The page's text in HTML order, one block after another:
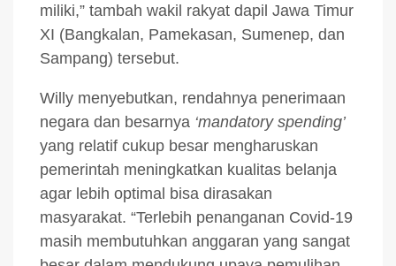
miliki,” tambah wakil rakyat dapil Jawa Timur
XI (Bangkalan, Pamekasan, Sumenep, dan
Sampang) tersebut.
Willy menyebutkan, rendahnya penerimaan
negara dan besarnya ‘mandatory spending’
yang relatif cukup besar mengharuskan
pemerintah meningkatkan kualitas belanja
agar lebih optimal bisa dirasakan
masyarakat. “Terlebih penanganan Covid-19
masih membutuhkan anggaran yang sangat